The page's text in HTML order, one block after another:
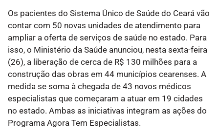
Os pacientes do Sistema Único de Saúde do Ceará vão
contar com 50 novas unidades de atendimento para
ampliar a oferta de serviços de saúde no estado. Para
isso, o Ministério da Saúde anunciou, nesta sexta-feira
(26), a liberação de cerca de R$ 130 milhões para a
construção das obras em 44 municípios cearenses. A
medida se soma à chegada de 43 novos médicos
especialistas que começaram a atuar em 19 cidades
no estado. Ambas as iniciativas integram as ações do
Programa Agora Tem Especialistas.